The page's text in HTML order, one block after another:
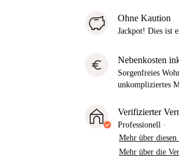
Ohne Kaution
Jackpot! Dies ist
euro Nebenkosten
Sorgenfreies
unkompliziertes
Verifizierter
Professionell ·
Mehr über
Mehr über die